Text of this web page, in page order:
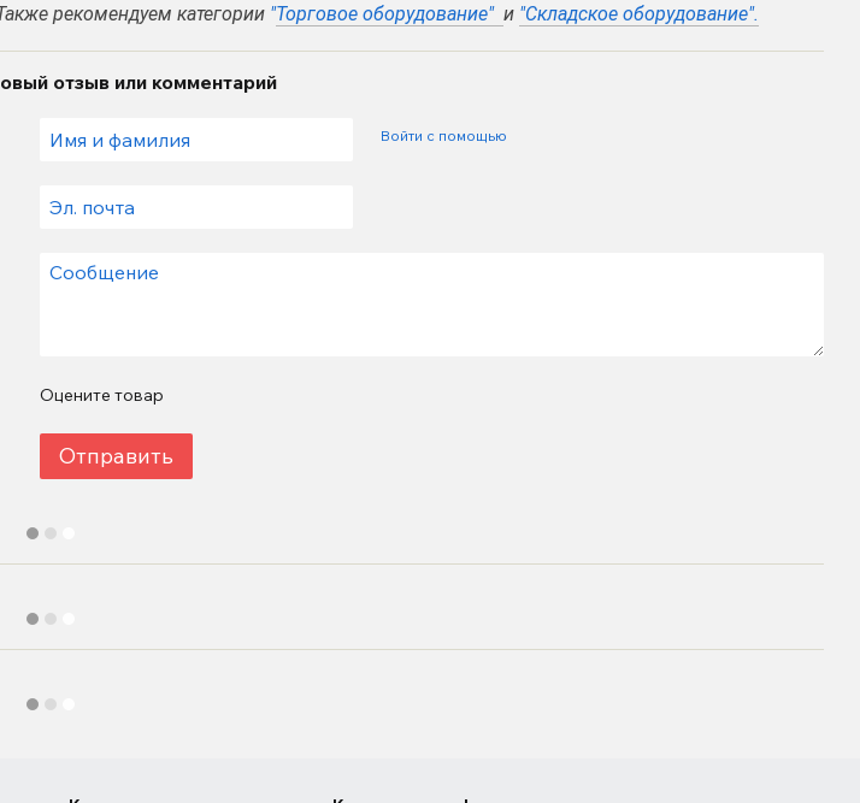
рекомендуем категории "Торговое оборудование" и "Складское оборудование".
отзыв или комментарий
Войти с помощью
Оцените товар
Отправить